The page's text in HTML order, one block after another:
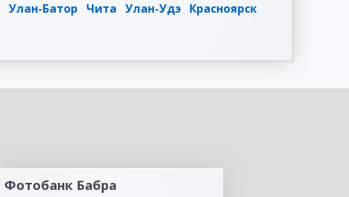
Улан-Батор Чита Улан-Удэ Красноярск
Фотобанк Бабра